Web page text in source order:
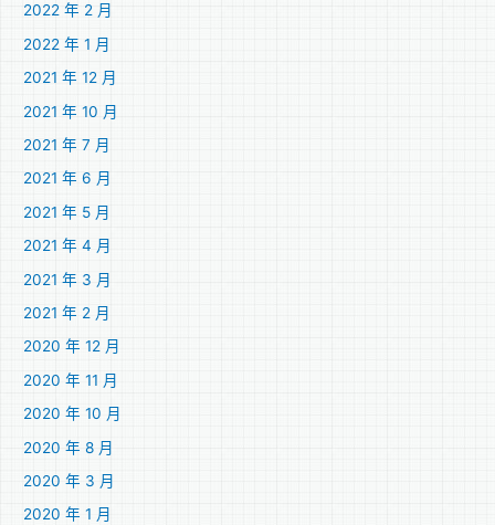
2022 年 2 月
2022 年 1 月
2021 年 12 月
2021 年 10 月
2021 年 7 月
2021 年 6 月
2021 年 5 月
2021 年 4 月
2021 年 3 月
2021 年 2 月
2020 年 12 月
2020 年 11 月
2020 年 10 月
2020 年 8 月
2020 年 3 月
2020 年 1 月